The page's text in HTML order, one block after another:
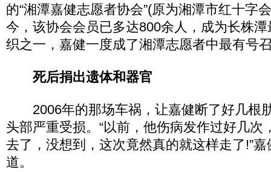
的“湘潭嘉健志愿者协会”(原为湘潭市红十字
今，该协会会员已多达800余人，成为长株
织之一，嘉健一度成了湘潭志愿者中最有号
死后捐出遗体和器官
2006年的那场车祸，让嘉健断了好几根
头部严重受损。“以前，他伤病发作过好几次
去了，没想到，这次竟然真的就这样走了!”
道。